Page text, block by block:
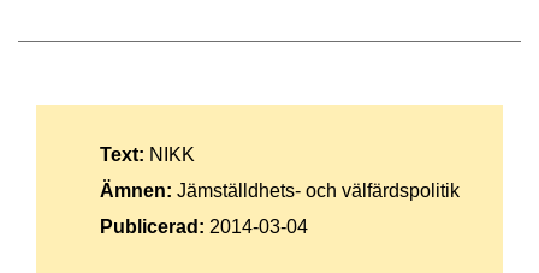
Text: NIKK
Ämnen: Jämställdhets- och välfärdspolitik
Publicerad: 2014-03-04